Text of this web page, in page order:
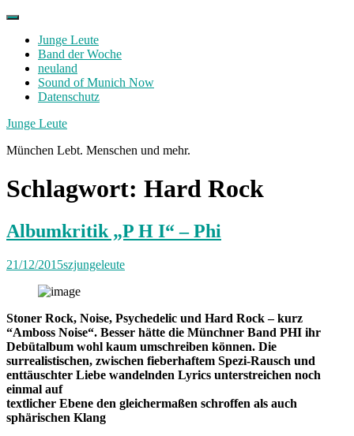
Skip
contentJunge Leute
Band der Woche
neuland
Sound of Munich Now
Datenschutz
Facebook
Twitter
Instagram
Junge Leute
München Lebt. Menschen und mehr.
Schlagwort: Hard Rock
Albumkritik „P H I“ – Phi
21/12/2015szjungeleute
Stoner Rock, Noise, Psychedelic und Hard Rock – kurz
“Amboss Noise“. Besser hätte die Münchner Band PHI ihr
Debütalbum wohl kaum umschreiben können. Die
surrealistischen, zwischen fieberhaftem Spezi-Rausch und
enttäuschter Liebe wandelnden Lyrics unterstreichen noch
einmal auf
textlicher Ebene den gleichermaßen schroffen als auch
sphärischen Klang